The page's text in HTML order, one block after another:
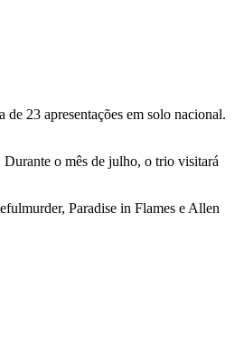
23 apresentações em solo nacional.
o mês de julho, o trio visitará
Paradise in Flames e Allen